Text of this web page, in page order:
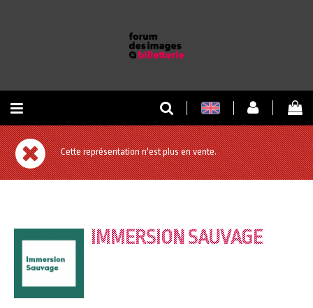
RETOUR À L'ACCUEIL
RETOUR AU SITE
Cette représentation n'est plus en vente.
IMMERSION SAUVAGE